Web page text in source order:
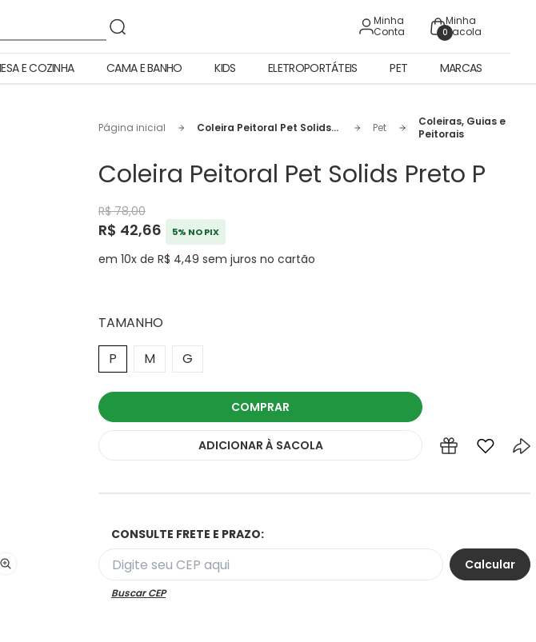
Minha
Conta
0
Minha
Sacola
E COZINHA CAMA E BANHO KIDS ELETROPORTÁTEIS PET MARCAS
Página inicial
Coleira Peitoral Pet Solids
Pet
Coleiras, Guias e
Peitorais
Coleira Peitoral Pet Solids Preto P
R$ 78,00
R$ 42,66 5% NO PIX
em 10x de R$ 4,49 sem juros no cartão
TAMANHO
P
M G
COMPRAR
ADICIONAR À SACOLA
CONSULTE FRETE E PRAZO:
Buscar CEP